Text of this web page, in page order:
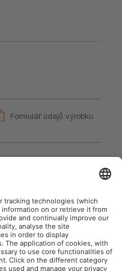
Formulář údajů výrobku